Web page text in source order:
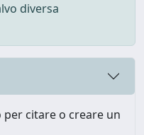
diversa
citare o creare un